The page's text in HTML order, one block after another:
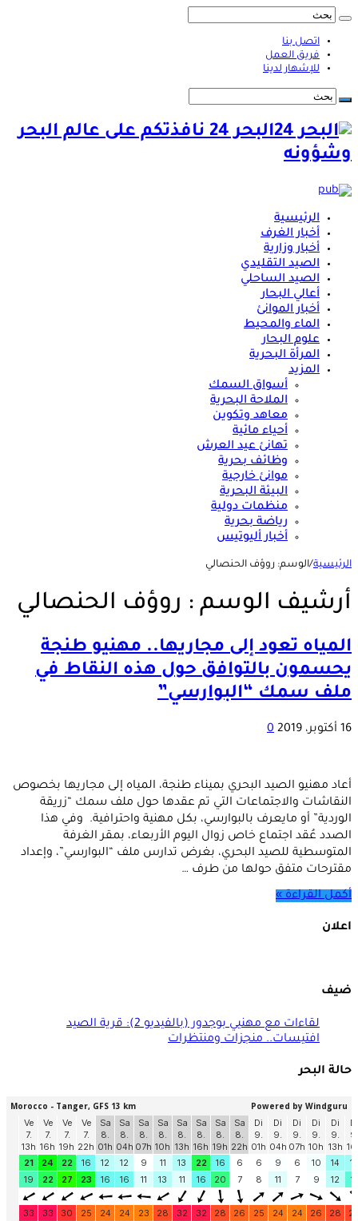
اتصل بنا
فريق العمل
للإشهار لدينا
البحر 24 نافذتكم على عالم البحر
وشؤونه
الرئيسية
أخبار الغرف
أخبار وزارية
الصيد التقليدي
الصيد الساحلي
أعالي البحار
أخبار الموانئ
الماء والمحيط
علوم البحار
المرأة البحرية
المزيد
أسواق السمك
الملاحة البحرية
معاهد وتكوين
أحياء مائية
تهانئ عيد العرش
وظائف بحرية
موانئ خارجية
البيئة البحرية
منظمات دولية
رياضة بحرية
أخبار أليوتيس
الرئيسية/الوسم: روؤف الحنصالي
أرشيف الوسم : روؤف الحنصالي
المياه تعود إلى مجاريها.. مهنيو طنجة
يحسمون بالتوافق حول هذه النقاط في
ملف سمك “البوارسي”
16 أكتوبر، 2019 0
أعاد مهنيو الصيد البحري بميناء طنجة، المياه إلى مجاريها بخصوص
النقاشات والاجتماعات التي تم عقدها حول ملف سمك “زريقة
الوردية” أو مايعرف بالبوارسي، بكل مهنية واحترافية. وفي هذا
الصدد عُقد اجتماع خاص زوال اليوم الأربعاء، بمقر الغرفة
المتوسطية للصيد البحري، بغرض تدارس ملف “البوارسي”، وإعداد
مقترحات متفق حولها من طرف …
أكمل القراءة »
اعلان
ضيف
لقاءات مع مهنيي بوجدور (بالفيديو 2): قرية الصيد
افتيسات.. منجزات ومنتظرات
حالة البحر